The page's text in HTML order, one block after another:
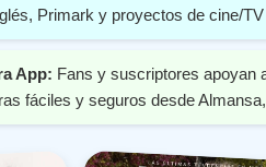
Primark y proyectos de cine/
App: Fans y suscriptores apoyan
fáciles y seguros desde